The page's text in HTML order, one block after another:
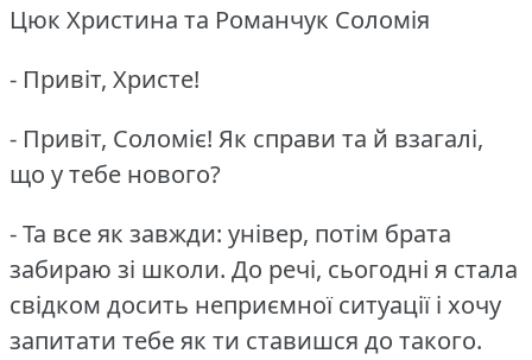
Цюк Христина та Романчук Соломія
- Привіт, Христе!
- Привіт, Соломіє! Як справи та й взагалі,
що у тебе нового?
- Та все як завжди: універ, потім брата
забираю зі школи. До речі, сьогодні я стала
свідком досить неприємної ситуації і хочу
запитати тебе як ти ставишся до такого.